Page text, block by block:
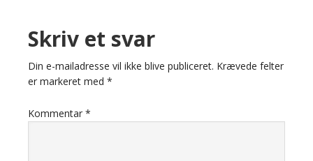
Skriv et svar
Din e-mailadresse vil ikke blive publiceret. Krævede felter
er markeret med *
Kommentar *